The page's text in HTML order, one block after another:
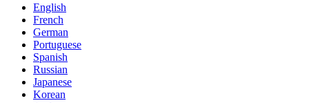
English
French
German
Portuguese
Spanish
Russian
Japanese
Korean